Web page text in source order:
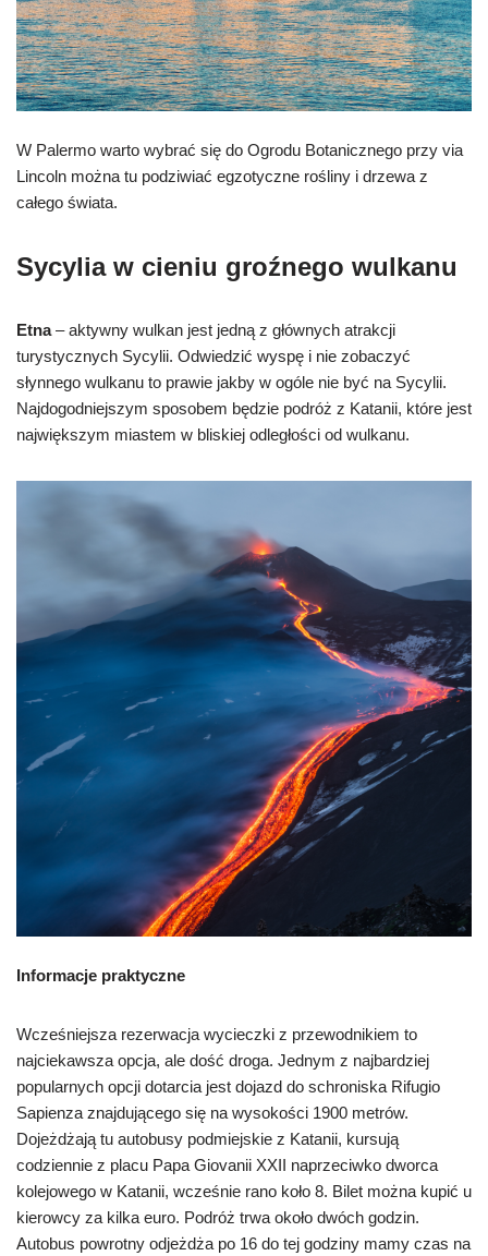
W Palermo warto wybrać się do Ogrodu Botanicznego przy via
Lincoln można tu podziwiać egzotyczne rośliny i drzewa z
całego świata.
Sycylia w cieniu groźnego wulkanu
Etna– aktywny wulkan jest jedną z głównych atrakcji
turystycznych Sycylii. Odwiedzić wyspę i nie zobaczyć
słynnego wulkanu to prawie jakby w ogóle nie być na Sycylii.
Najdogodniejszym sposobem będzie podróż z Katanii, które jest
największym miastem w bliskiej odległości od wulkanu.
Informacje praktyczne
Wcześniejsza rezerwacja wycieczki z przewodnikiem to
najciekawsza opcja, ale dość droga. Jednym z najbardziej
popularnych opcji dotarcia jest dojazd do schroniska Rifugio
Sapienza znajdującego się na wysokości 1900 metrów.
Dojeżdżają tu autobusy podmiejskie z Katanii, kursują
codziennie z placu Papa Giovanii XXII naprzeciwko dworca
kolejowego w Katanii, wcześnie rano koło 8. Bilet można kupić u
kierowcy za kilka euro. Podróż trwa około dwóch godzin.
Autobus powrotny odjeżdża po 16 do tej godziny mamy czas na